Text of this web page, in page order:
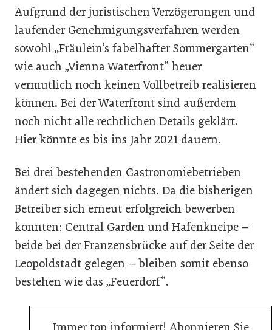
Aufgrund der juristischen Verzögerungen und
laufender Genehmigungsverfahren werden
sowohl „Fräulein’s fabelhafter Sommergarten“
wie auch „Vienna Waterfront“ heuer
vermutlich noch keinen Vollbetreib realisieren
können. Bei der Waterfront sind außerdem
noch nicht alle rechtlichen Details geklärt.
Hier könnte es bis ins Jahr 2021 dauern.
Bei drei bestehenden Gastronomiebetrieben
ändert sich dagegen nichts. Da die bisherigen
Betreiber sich erneut erfolgreich bewerben
konnten: Central Garden und Hafenkneipe –
beide bei der Franzensbrücke auf der Seite der
Leopoldstadt gelegen – bleiben somit ebenso
bestehen wie das „Feuerdorf“.